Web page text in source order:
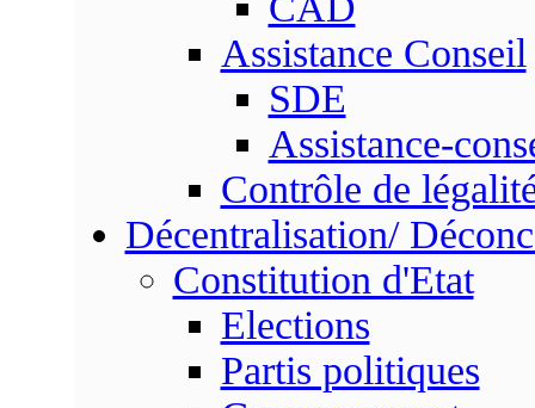
Assistance Conseil
SDE
Assistance-
Contrôle de
Décentralisation/
Constitution d'Etat
Elections
Partis politiques